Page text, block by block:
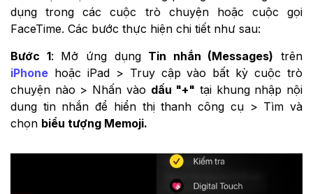
dụng trong các cuộc trò chuyện hoặc cuộc gọi
FaceTime. Các bước thực hiện chi tiết như sau:
Bước 1: Mở ứng dụng Tin nhắn (Messages) trên
iPhone hoặc iPad > Truy cập vào bất kỳ cuộc trò
chuyện nào > Nhấn vào dấu "+" tại khung nhập nội
dung tin nhắn để hiển thị thanh công cụ > Tìm và
chọn biểu tượng Memoji.